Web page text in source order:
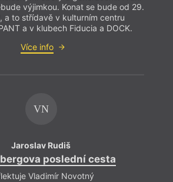
výjimkou. Konat se bude od 29.
a to střídavě v kulturním centru
a v klubech Fiducia a DOCK.
Více info
VN
Jaroslav Rudiš
poslední cesta
Vladimír Novotný